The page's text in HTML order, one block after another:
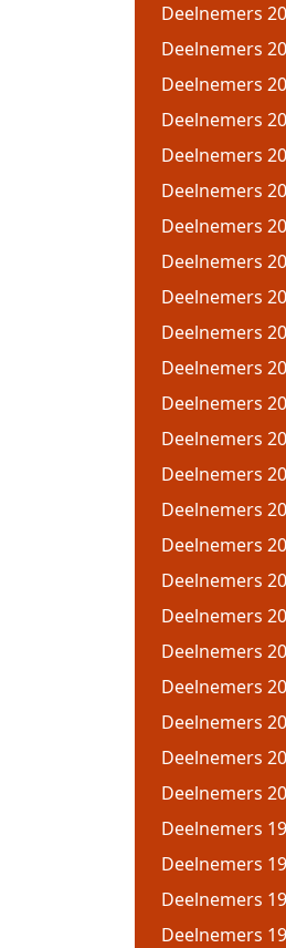
Deelnemers
Deelnemers
Deelnemers
Deelnemers
Deelnemers
Deelnemers
Deelnemers
Deelnemers
Deelnemers
Deelnemers
Deelnemers
Deelnemers
Deelnemers
Deelnemers
Deelnemers
Deelnemers
Deelnemers
Deelnemers
Deelnemers
Deelnemers
Deelnemers
Deelnemers
Deelnemers
Deelnemers
Deelnemers
Deelnemers
Deelnemers